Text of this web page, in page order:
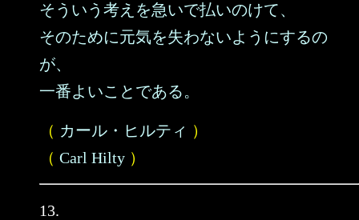
そういう考えを急いで払いのけて、
そのために元気を失わないようにするの
が、
一番よいことである。
（ カール・ヒルティ ）
（ Carl Hilty ）
13.